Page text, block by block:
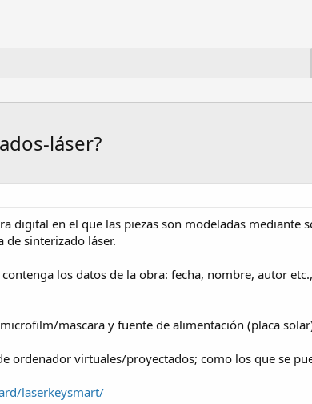
láser?
digital en el que las piezas son modeladas mediante
sinterizado láser.
los datos de la obra: fecha, nombre, autor
mascara y fuente de alimentación (placa
ordenador virtuales/proyectados; como los que se
laserkeysmart/